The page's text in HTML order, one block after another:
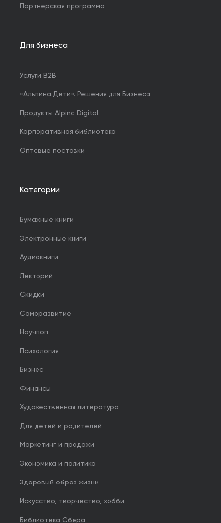
Партнерская программа
Для бизнеса
Услуги B2B
«Альпина.Дети». Решения для Бизнеса
Продукты Alpina Digital
Корпоративная библиотека
Оптовые поставки
Категории
Бумажные книги
Электронные книги
Аудиокниги
Лекторий
Скидки
Саморазвитие
Научпоп
Психология
Бизнес
Финансы
Художественная литература
Для детей и родителей
Маркетинг и продажи
Экономика и политика
Здоровый образ жизни
Искусство, творчество, хобби
Библиотека Сбера